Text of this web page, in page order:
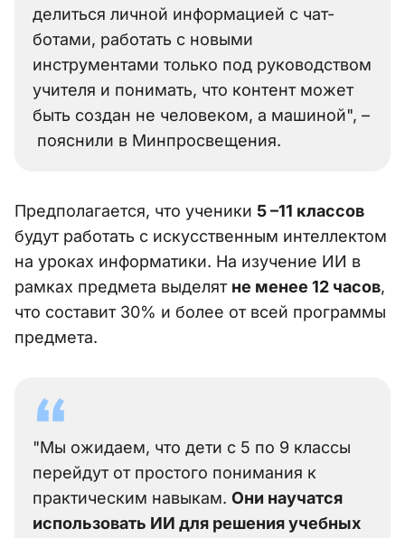
делиться личной информацией с чат-
ботами, работать с новыми
инструментами только под руководством
учителя и понимать, что контент может
быть создан не человеком, а машиной", –
пояснили в Минпросвещения.
Предполагается, что ученики 5 –11 классов
будут работать с искусственным интеллектом
на уроках информатики. На изучение ИИ в
рамках предмета выделят не менее 12 часов,
что составит 30% и более от всей программы
предмета.
"Мы ожидаем, что дети с 5 по 9 классы
перейдут от простого понимания к
практическим навыкам. Они научатся
использовать ИИ для решения учебных